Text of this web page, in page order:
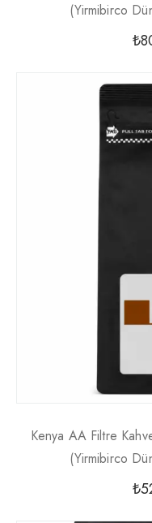
(Yirmibirco
₺
Kenya AA Filtre
(Yirmibirco
₺